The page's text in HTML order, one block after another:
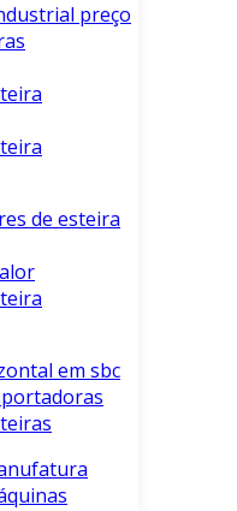
preço
de esteira
em sbc